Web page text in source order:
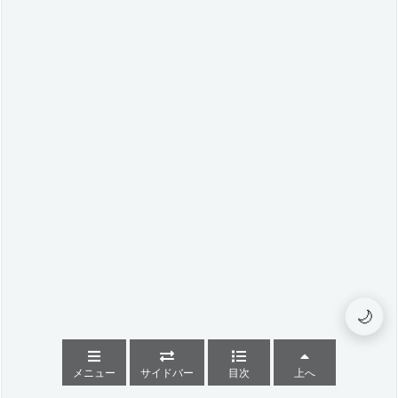
メニュー サイドバー 目次 上へ
🌙